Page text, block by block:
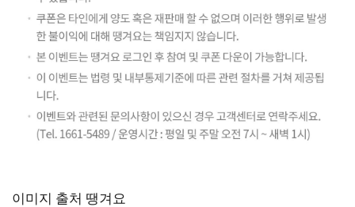
이미지 출처 땡겨요